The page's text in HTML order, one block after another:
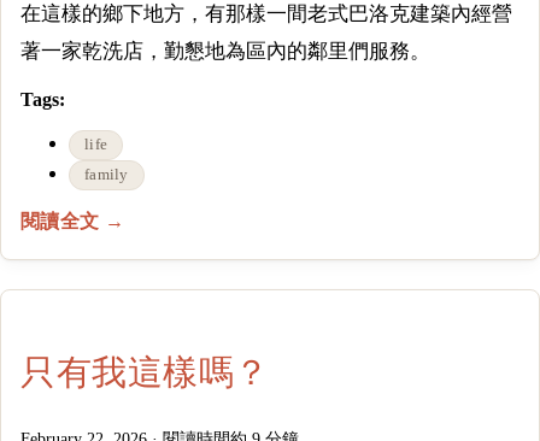
在這樣的鄉下地方，有那樣一間老式巴洛克建築內經營
著一家乾洗店，勤懇地為區內的鄰里們服務。
Tags:
life
family
閱讀全文 →
只有我這樣嗎？